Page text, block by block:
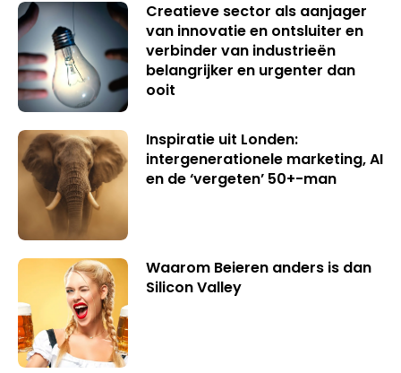
Creatieve sector als aanjager
van innovatie en ontsluiter en
verbinder van industrieën
belangrijker en urgenter dan
ooit
Inspiratie uit Londen:
intergenerationele marketing, AI
en de ‘vergeten’ 50+-man
Waarom Beieren anders is dan
Silicon Valley